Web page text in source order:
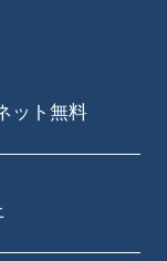
考えの際は、
ット無料